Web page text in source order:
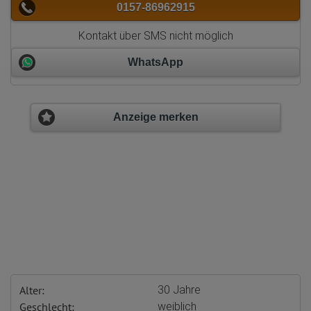
0157-86962915
Kontakt über SMS nicht möglich
WhatsApp
Anzeige merken
Alter: 30 Jahre
Geschlecht: weiblich